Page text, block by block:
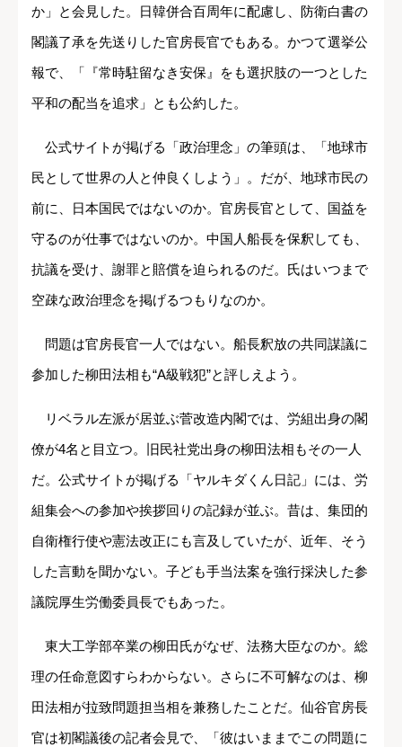
か」と会見した。日韓併合百周年に配慮し、防衛白書の
閣議了承を先送りした官房長官でもある。かつて選挙公
報で、「『常時駐留なき安保』をも選択肢の一つとした
平和の配当を追求」とも公約した。
公式サイトが掲げる「政治理念」の筆頭は、「地球市
民として世界の人と仲良くしよう」。だが、地球市民の
前に、日本国民ではないのか。官房長官として、国益を
守るのが仕事ではないのか。中国人船長を保釈しても、
抗議を受け、謝罪と賠償を迫られるのだ。氏はいつまで
空疎な政治理念を掲げるつもりなのか。
問題は官房長官一人ではない。船長釈放の共同謀議に
参加した柳田法相も“A級戦犯”と評しえよう。
リベラル左派が居並ぶ菅改造内閣では、労組出身の閣
僚が4名と目立つ。旧民社党出身の柳田法相もその一人
だ。公式サイトが掲げる「ヤルキダくん日記」には、労
組集会への参加や挨拶回りの記録が並ぶ。昔は、集団的
自衛権行使や憲法改正にも言及していたが、近年、そう
した言動を聞かない。子ども手当法案を強行採決した参
議院厚生労働委員長でもあった。
東大工学部卒業の柳田氏がなぜ、法務大臣なのか。総
理の任命意図すらわからない。さらに不可解なのは、柳
田法相が拉致問題担当相を兼務したことだ。仙谷官房長
官は初閣議後の記者会見で、「彼はいままでこの問題に